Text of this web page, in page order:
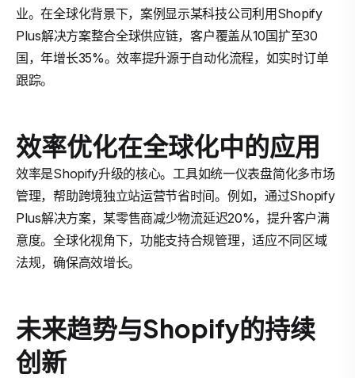
业。在全球化背景下，案例显示某科技公司利用Shopify
Plus解决方案整合全球供应链，客户覆盖从10国扩至30
国，年增长35%。效率提升源于自动化流程，如实时订单
跟踪。
效率优化在全球化中的应用
效率是Shopify升级的核心。工具如统一仪表盘简化多市场
管理，帮助跨境独立站运营节省时间。例如，通过Shopify
Plus解决方案，某零售商减少物流延迟20%，提升客户满
意度。全球化视角下，功能支持合规管理，适应不同区域
法规，确保高效增长。
未来趋势与Shopify的持续
创新